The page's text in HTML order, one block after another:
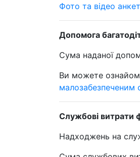
Фото та відео
Допомога
Сума наданої
Ви можете
малозабезпеченим
Службові витрати
Надходжень на